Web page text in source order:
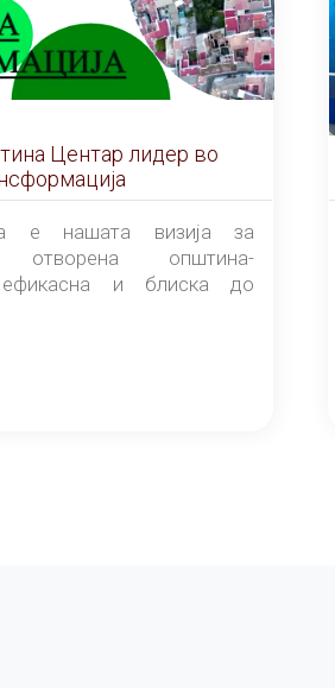
Центар лидер во
е нашата визија за
општина-
ефикасна и блиска до